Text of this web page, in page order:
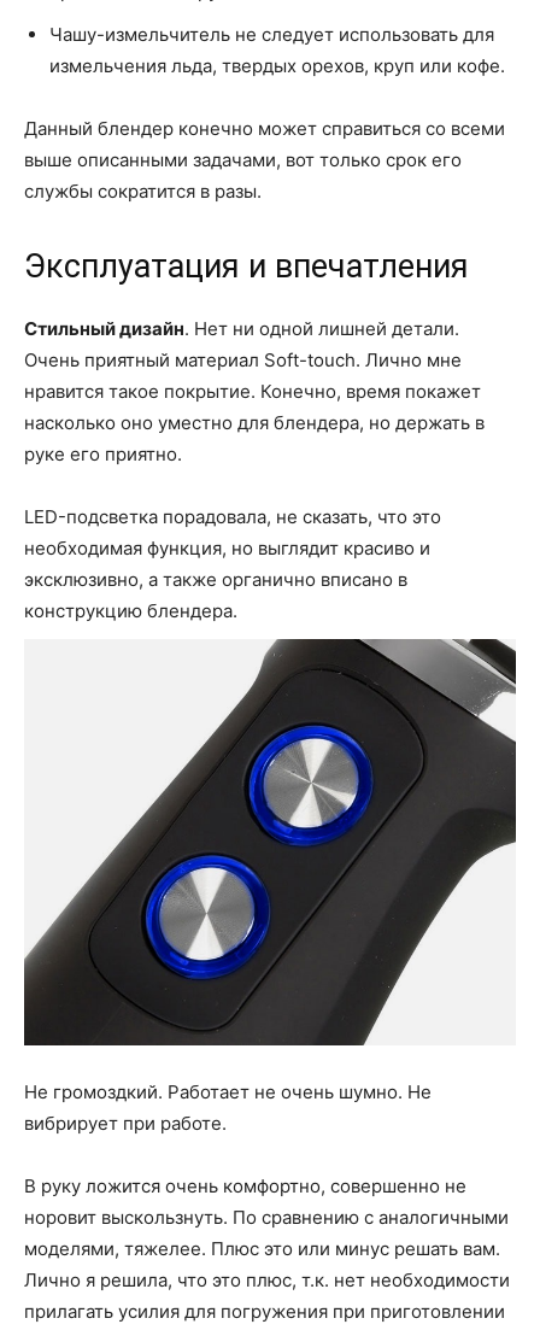
Чашу-измельчитель не следует использовать для
измельчения льда, твердых орехов, круп или кофе.
Данный блендер конечно может справиться со всеми
выше описанными задачами, вот только срок его
службы сократится в разы.
Эксплуатация и впечатления
Стильный дизайн. Нет ни одной лишней детали.
Очень приятный материал Soft-touch. Лично мне
нравится такое покрытие. Конечно, время покажет
насколько оно уместно для блендера, но держать в
руке его приятно.
LED-подсветка порадовала, не сказать, что это
необходимая функция, но выглядит красиво и
эксклюзивно, а также органично вписано в
конструкцию блендера.
Не громоздкий. Работает не очень шумно. Не
вибрирует при работе.
В руку ложится очень комфортно, совершенно не
норовит выскользнуть. По сравнению с аналогичными
моделями, тяжелее. Плюс это или минус решать вам.
Лично я решила, что это плюс, т.к. нет необходимости
прилагать усилия для погружения при приготовлении